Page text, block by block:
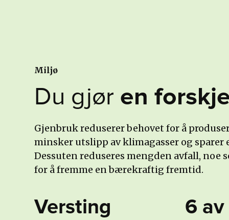
Miljø
Du gjør en
Gjenbruk reduserer behovet for å
minsker utslipp av klimagasser og sparer
Dessuten reduseres mengden avfall, noe
for å fremme en bærekraftig fremtid.
Versting 6 av